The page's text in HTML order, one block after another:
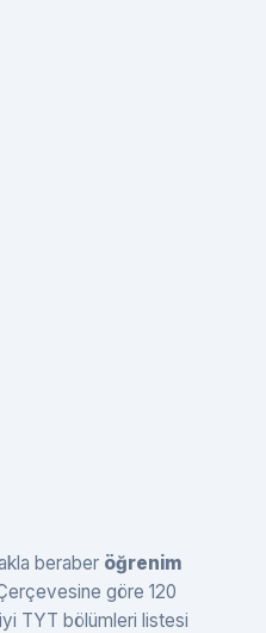
beraber öğrenim
göre 120
TYT bölümleri listesi